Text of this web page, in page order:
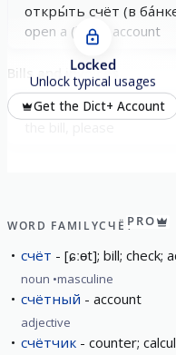
откры́ть счёт (в
open a (bank) account
Bills and invoices
счёт, пожа́луйста
Locked
Unlock typical usages
Get the Dict+ Account
WORD FAMILYСЧЁТPRO
счёт [ɕːɵt]; bill; check;
noun masculine
счётный account
adjective
счётчик counter;